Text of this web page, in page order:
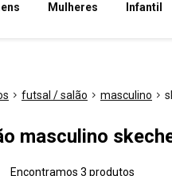
Mulheres Infantil
futsal / salão masculino
masculino
Encontramos 3 produtos